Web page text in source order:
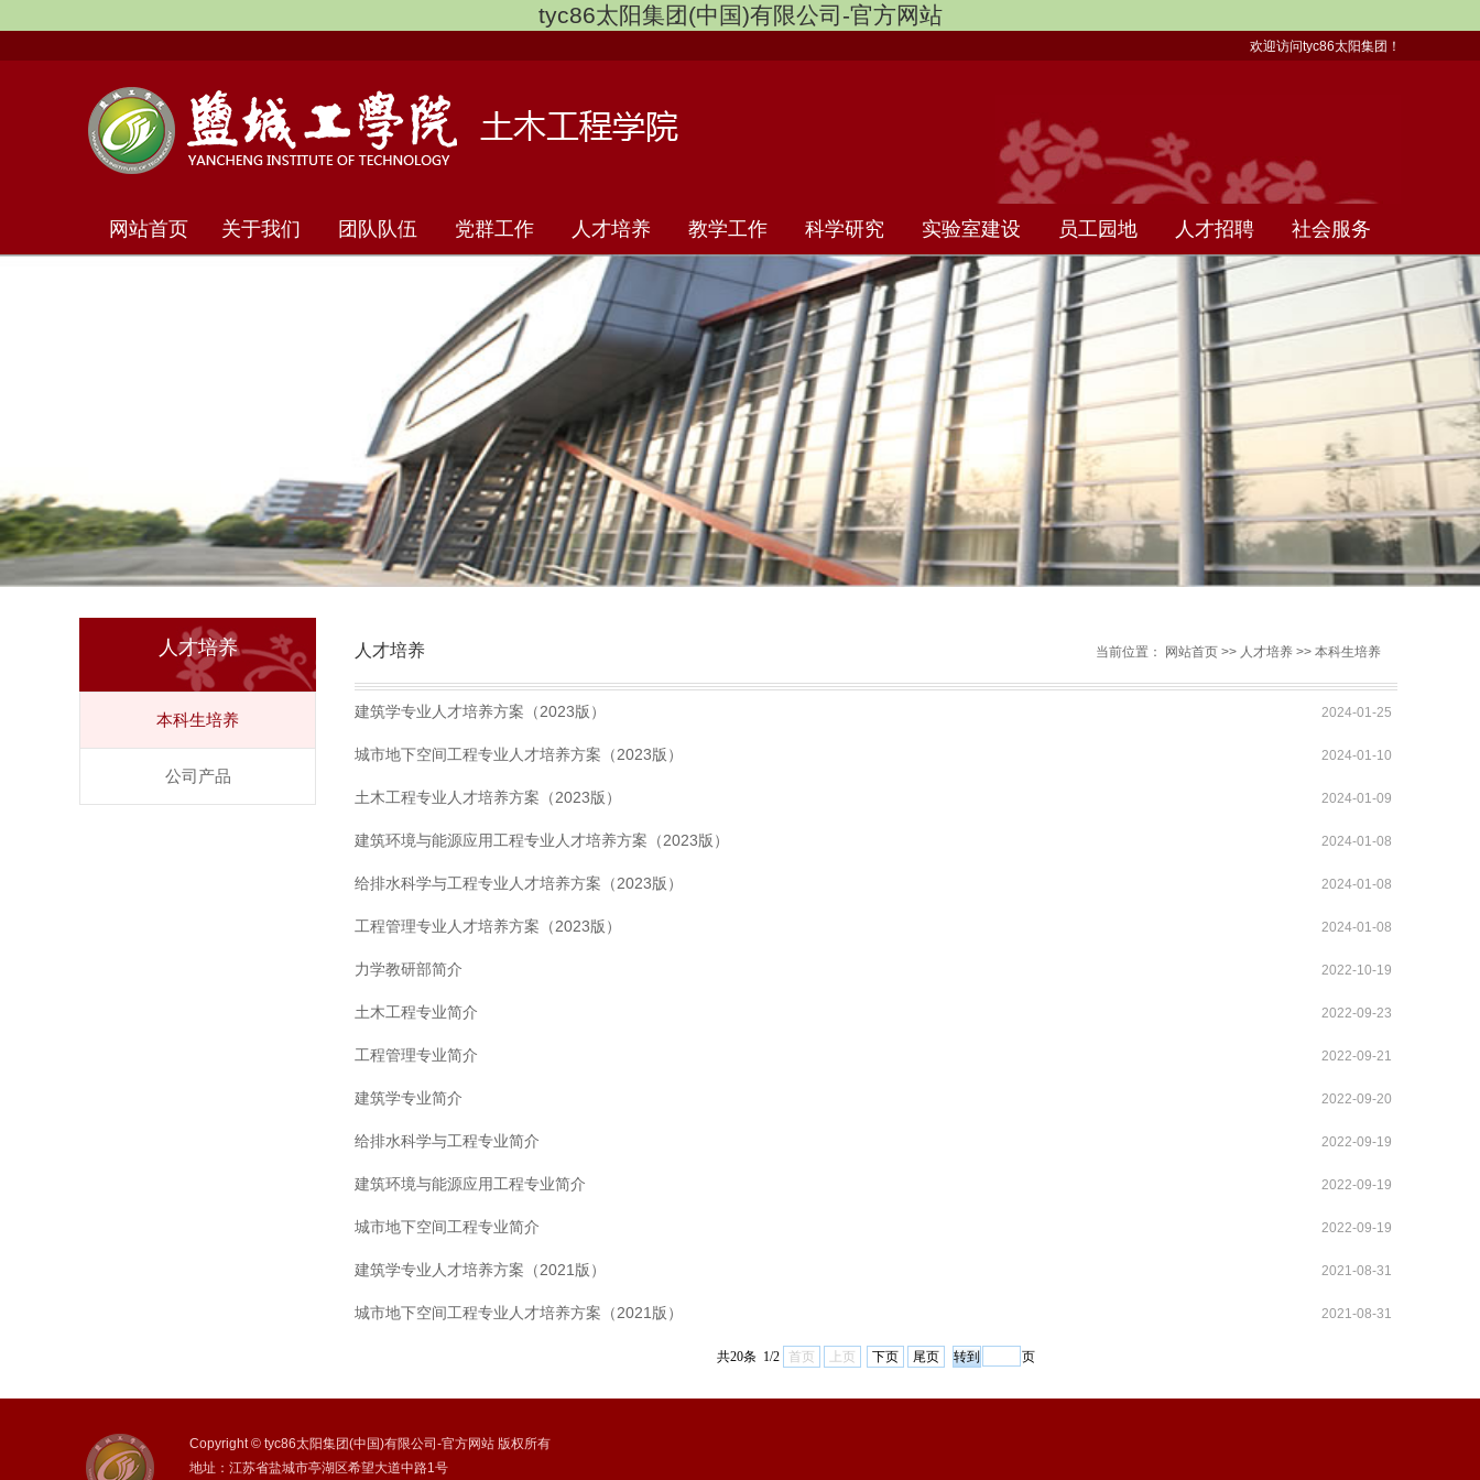
tyc86太阳集团(中国)有限公司-官方网站
欢迎访问tyc86太阳集团！
网站首页 关于我们 团队队伍 党群工作 人才培养 教学工作 科学研究 实验室建设 员工园地 人才招聘 社会服务
人才培养
本科生培养
公司产品
人才培养 当前位置： 网站首页 >> 人才培养 >>本科生培养
建筑学专业人才培养方案（2023版） 2024-01-25
城市地下空间工程专业人才培养方案（2023版） 2024-01-10
土木工程专业人才培养方案（2023版） 2024-01-09
建筑环境与能源应用工程专业人才培养方案（2023版） 2024-01-08
给排水科学与工程专业人才培养方案（2023版） 2024-01-08
工程管理专业人才培养方案（2023版） 2024-01-08
力学教研部简介 2022-10-19
土木工程专业简介 2022-09-23
工程管理专业简介 2022-09-21
建筑学专业简介 2022-09-20
给排水科学与工程专业简介 2022-09-19
建筑环境与能源应用工程专业简介 2022-09-19
城市地下空间工程专业简介 2022-09-19
建筑学专业人才培养方案（2021版） 2021-08-31
城市地下空间工程专业人才培养方案（2021版） 2021-08-31
共20条 1/2 首页 上页 下页 尾页 页
Copyright © tyc86太阳集团(中国)有限公司-官方网站 版权所有
地址：江苏省盐城市亭湖区希望大道中路1号